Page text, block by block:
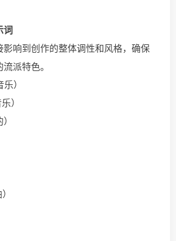
词
响到创作的整体调性和风格，确保
派特色。
）
）